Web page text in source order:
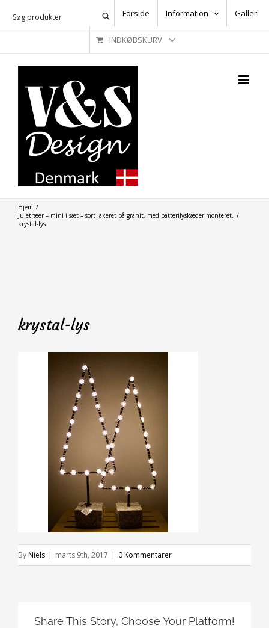
Forside Information Galleri
INDKØBSKURV
Hjem /
Juletræer – mini i sæt – sort lakeret på granit, med batterilyskæder monteret. /
krystal-lys
krystal-lys
ByNiels | marts 9th, 2017 | 0 Kommentarer
Share This Story, Choose Your Platform!